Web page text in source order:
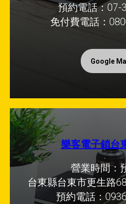
預約電話：07-
免付費電話：
Google
樂客電子鎖台
營業時間：
台東縣台東市更生路
預約電話：